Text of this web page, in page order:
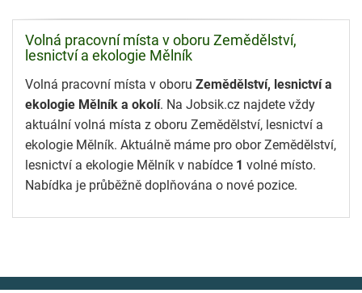
Volná pracovní místa v oboru Zemědělství,
lesnictví a ekologie Mělník
Volná pracovní místa v oboru Zemědělství, lesnictví a
ekologie Mělník a okolí. Na Jobsik.cz najdete vždy
aktuální volná místa z oboru Zemědělství, lesnictví a
ekologie Mělník. Aktuálně máme pro obor Zemědělství,
lesnictví a ekologie Mělník v nabídce 1 volné místo.
Nabídka je průběžně doplňována o nové pozice.